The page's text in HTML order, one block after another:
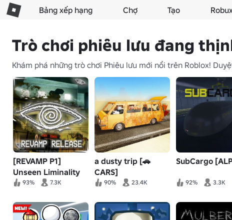
Bảng xếp hạng Chợ Tạo
Trò chơi phiêu lưu đang
Khám phá những trò chơi Phiêu lưu mới nổi trên Roblox!
[REVAMP P1]
Unseen Liminality
93% 7.3K
a dusty trip [🚗
CARS]
90% 23.4K
SubCargo
92% 3.3K